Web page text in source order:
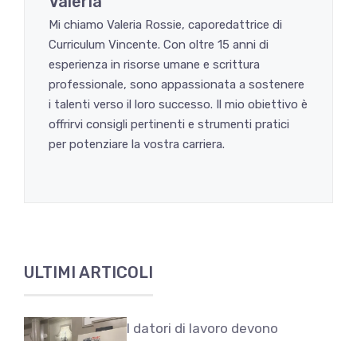
Mi chiamo Valeria Rossie, caporedattrice di
Curriculum Vincente. Con oltre 15 anni di
esperienza in risorse umane e scrittura
professionale, sono appassionata a sostenere
i talenti verso il loro successo. Il mio obiettivo è
offrirvi consigli pertinenti e strumenti pratici
per potenziare la vostra carriera.
ULTIMI ARTICOLI
I datori di lavoro devono